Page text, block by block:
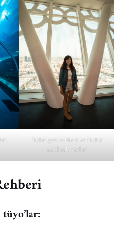
Dubai gezi rehberi ve Dubai
gezilecek yerler